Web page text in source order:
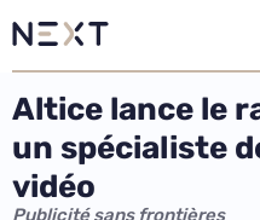
Altice lance le
un spécialiste
vidéo
Publicité sans frontières